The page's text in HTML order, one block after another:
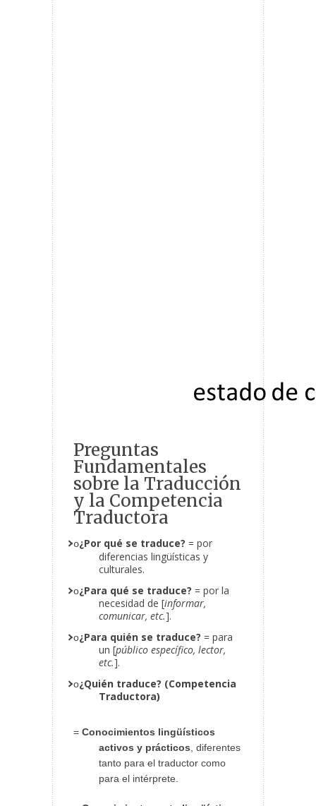
Preguntas
Fundamentales
sobre la Traducción
y la Competencia
Traductora
o¿Por qué se traduce? = por
diferencias lingüísticas y
culturales.
o¿Para qué se traduce? = por la
necesidad de [informar,
comunicar, etc.].
o¿Para quién se traduce? = para
un [público específico, lector,
etc.].
o¿Quién traduce? (Competencia
Traductora)
= Conocimientos lingüísticos
activos y prácticos, diferentes
tanto para el traductor como
para el intérprete.